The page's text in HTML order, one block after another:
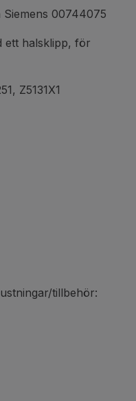
00744075
ett halsklipp, för
Z5131X1
tillbehör: